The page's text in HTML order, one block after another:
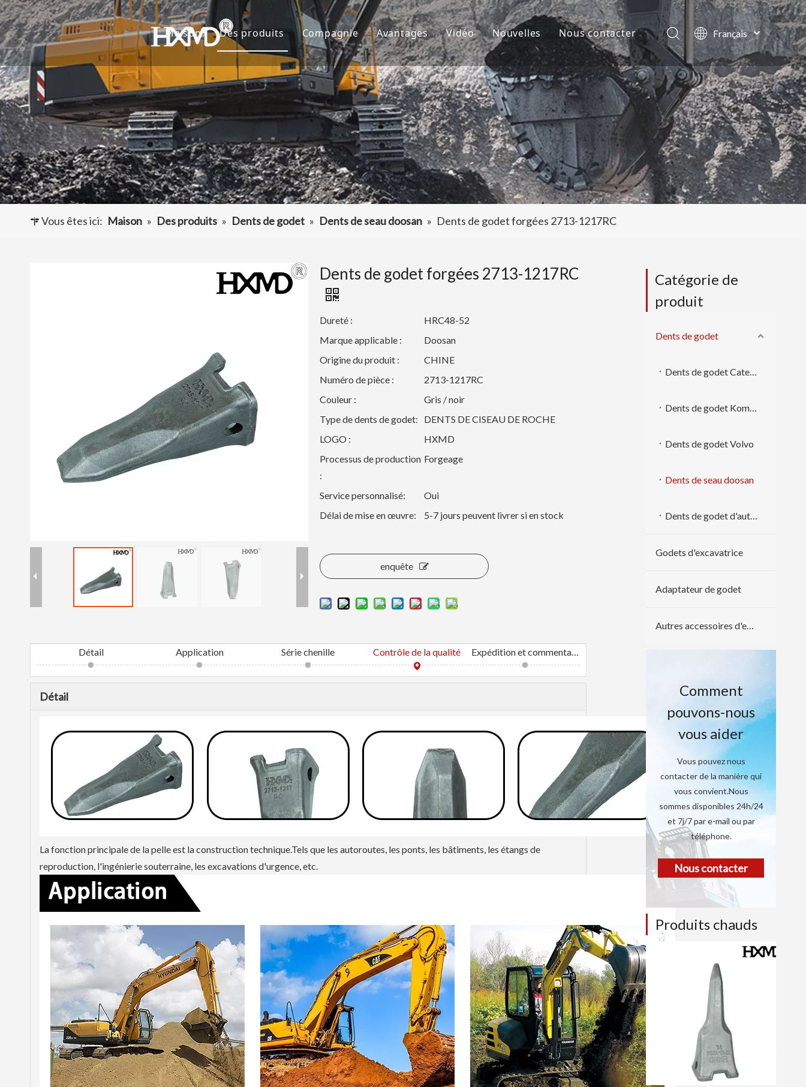
Maison Des produits
Dents de godet
Godet d'excavatrice
Adaptateur de dents de godet
Autres accessoires d'excavatrice
Compagnie
À propos de nous
Culture
FAQ
Avantages
R&D
Production
Service
Vidéo Nouvelles
Nouvelles de la société
Projets
Nous contacter
Français
English
العربية
Pусский
Español
Português
Vous êtes ici: Maison » Des produits » Dents de godet » Dents de seau doosan » Dents de godet forgées 2713-1217RC
Dents de godet forgées 2713-1217RC
Dureté :
HRC48-52
Marque applicable :
Doosan
Origine du produit :
CHINE
Numéro de pièce :
2713-1217RC
Couleur :
Gris / noir
Type de dents de godet:
DENTS DE CISEAU DE ROCHE
LOGO :
HXMD
Processus de production
:
Forgeage
Service personnalisé:
Oui
Délai de mise en œuvre:
5-7 jours peuvent livrer si en stock
enquête
Détail Application Série chenille Contrôle de la qualité Expédition et commentaires
Détail
La fonction principale de la pelle est la construction technique.Tels que les autoroutes, les ponts, les bâtiments, les étangs de
reproduction, l'ingénierie souterraine, les excavations d'urgence, etc.
Catégorie de
produit
Dents de godet
Dents de godet Caterpillar
Dents de godet Komatsu
Dents de godet Volvo
Dents de seau doosan
Dents de godet d'autres marques
Godets d'excavatrice
Adaptateur de godet
Autres accessoires d'excavatrice
Comment
pouvons-nous
vous aider
Vous pouvez nous
contacter de la manière qui
vous convient.Nous
sommes disponibles 24h/24
et 7j/7 par e-mail ou par
téléphone.
Nous contacter
Produits chauds